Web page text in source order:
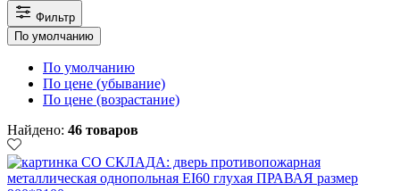
Фильтр
По умолчанию
По умолчанию
По цене (убывание)
По цене (возрастание)
Найдено: 46 товаров